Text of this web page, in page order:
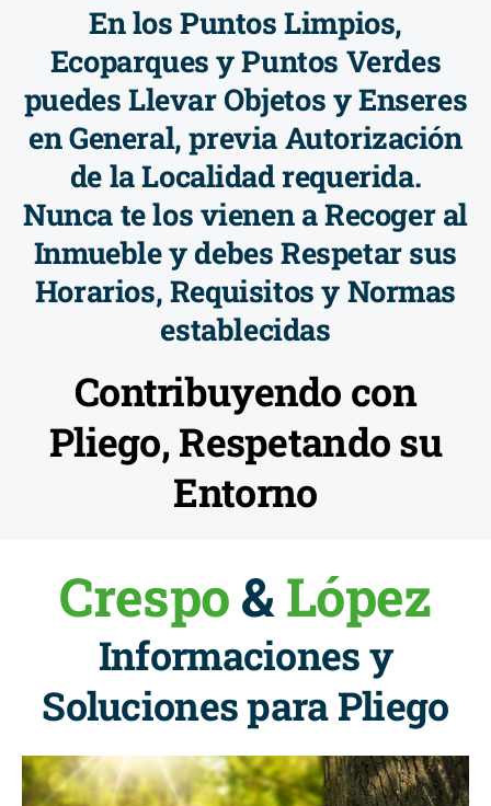
En los Puntos Limpios,
Ecoparques y Puntos Verdes
puedes Llevar Objetos y Enseres
en General, previa Autorización
de la Localidad requerida.
Nunca te los vienen a Recoger al
Inmueble y debes Respetar sus
Horarios, Requisitos y Normas
establecidas
Contribuyendo con
Pliego, Respetando su
Entorno
Crespo&López
Informaciones y
Soluciones para Pliego